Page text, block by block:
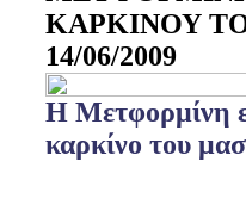
ΚΑΡΚΙΝΟΥ
14/06/2009
Η Μετφορμίνη
καρκίνο του